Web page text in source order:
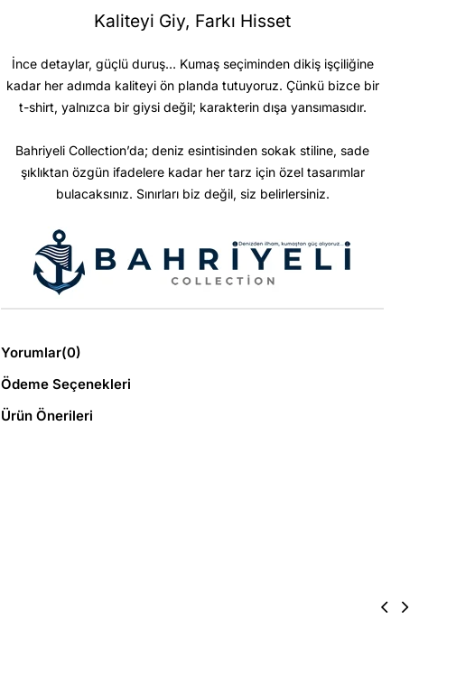
Kaliteyi Giy, Farkı Hisset
İnce detaylar, güçlü duruş… Kumaş seçiminden dikiş işçiliğine
kadar her adımda kaliteyi ön planda tutuyoruz. Çünkü bizce bir
t-shirt, yalnızca bir giysi değil; karakterin dışa yansımasıdır.
Bahriyeli Collection’da; deniz esintisinden sokak stiline, sade
şıklıktan özgün ifadelere kadar her tarz için özel tasarımlar
bulacaksınız. Sınırları biz değil, siz belirlersiniz.
Yorumlar(0)
Ödeme Seçenekleri
Ürün Önerileri